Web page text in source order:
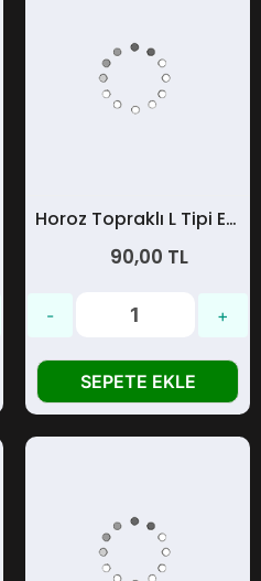
Horoz Topraklı L Tipi Erkek Fiş
90,00 TL
SEPETE EKLE